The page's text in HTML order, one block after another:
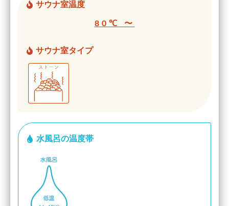
サウナ室温度
80℃ 〜
サウナ室タイプ
水風呂の温度帯